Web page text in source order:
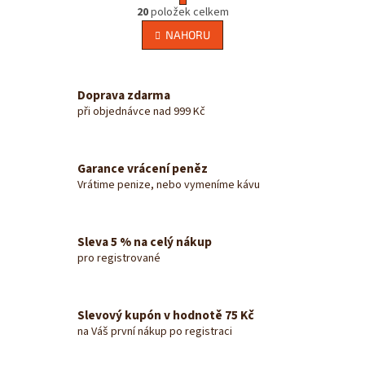
O
v
l
á
í
k
y
p
i
r
á
n
k
n
í
20položek celkem
NAHORU
Doprava zdarma
při objednávce nad 999 Kč
Garance vrácení peněz
Vrátime penize, nebo vymeníme kávu
Sleva 5 % na celý nákup
pro registrované
Slevový kupón v hodnotě 75 Kč
na Váš první nákup po registraci